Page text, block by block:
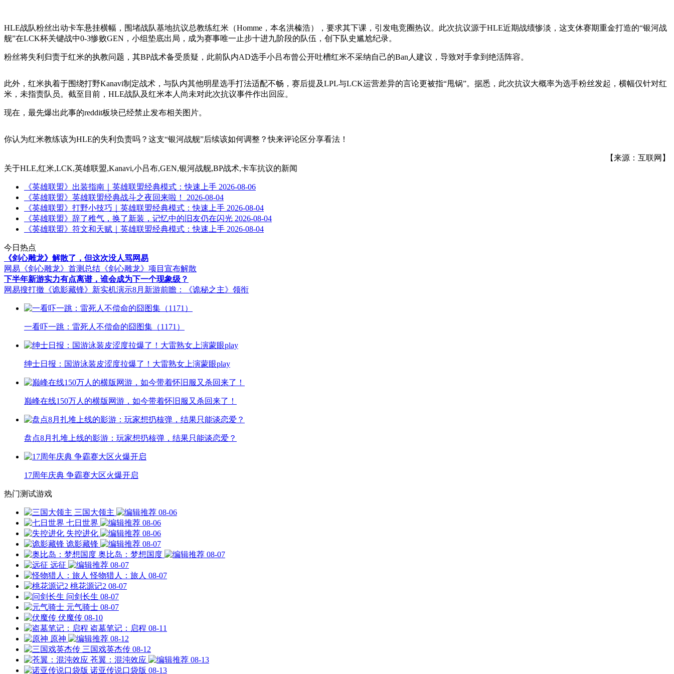
HLE战队粉丝出动卡车悬挂横幅，围堵战队基地抗议总教练红米（Homme，本名洪榛浩），要求其下课，引发电竞圈热议。此次抗议源于HLE近期战绩惨淡，这支休赛期重金打造的“银河战
舰”在LCK杯关键战中0-3惨败GEN，小组垫底出局，成为赛事唯一止步十进九阶段的队伍，创下队史尴尬纪录。
粉丝将失利归责于红米的执教问题，其BP战术备受质疑，此前队内AD选手小吕布曾公开吐槽红米不采纳自己的Ban人建议，导致对手拿到绝活阵容。
此外，红米执着于围绕打野Kanavi制定战术，与队内其他明星选手打法适配不畅，赛后提及LPL与LCK运营差异的言论更被指“甩锅”。据悉，此次抗议大概率为选手粉丝发起，横幅仅针对红
米，未指责队员。截至目前，HLE战队及红米本人尚未对此次抗议事件作出回应。
现在，最先爆出此事的reddit板块已经禁止发布相关图片。
你认为红米教练该为HLE的失利负责吗？这支“银河战舰”后续该如何调整？快来评论区分享看法！
【来源：互联网】
关于HLE,红米,LCK,英雄联盟,Kanavi,小吕布,GEN,银河战舰,BP战术,卡车抗议的新闻
《英雄联盟》出装指南｜英雄联盟经典模式：快速上手 2026-08-06
《英雄联盟》英雄联盟经典战斗之夜回来啦！
2026-08-04
《英雄联盟》打野小技巧｜英雄联盟经典模式：快速上手 2026-08-04
《英雄联盟》辞了稚气，换了新装，记忆中的旧友仍在闪光 2026-08-04
《英雄联盟》符文和天赋｜英雄联盟经典模式：快速上手 2026-08-04
今日热点
《剑心雕龙》解散了，但这次没人骂网易
网易《剑心雕龙》首测总结 《剑心雕龙》项目宣布解散
下半年新游实力有点离谱，谁会成为下一个现象级？
网易搜打撤《诡影藏锋》新实机演示8月新游前瞻：《诡秘之主》领衔
一看吓一跳：雷死人不偿命的囧图集（1171）
绅士日报：国游泳装皮涩度拉爆了！大雷熟女上演蒙眼play
巅峰在线150万人的横版网游，如今带着怀旧服又杀回来了！
盘点8月扎堆上线的影游：玩家想扔核弹，结果只能谈恋爱？
17周年庆典 争霸赛大区火爆开启
热门测试游戏
三国大领主
08-06
七日世界
08-06
失控进化
08-06
诡影藏锋
08-07
奥比岛：梦想国度
08-07
远征
08-07
怪物猎人：旅人 08-07
桃花源记2 08-07
问剑长生 08-07
元气骑士 08-07
伏魔传 08-10
盗墓笔记：启程 08-11
原神
08-12
三国戏英杰传 08-12
苍翼：混沌效应
08-13
诺亚传说口袋版 08-13